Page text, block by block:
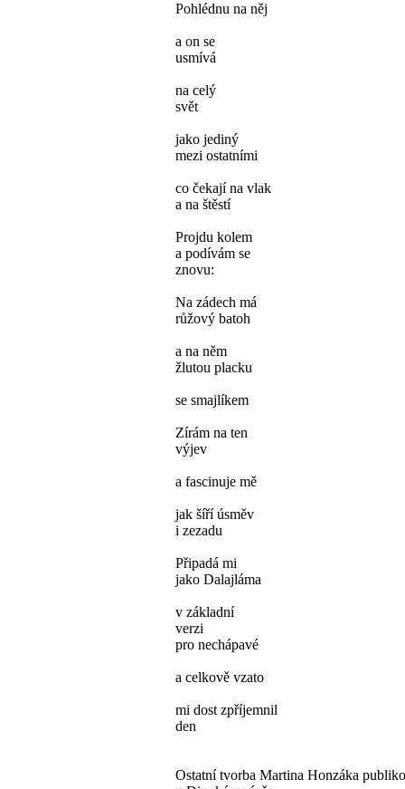
Pohlédnu na něj
a on se
usmívá
na celý
svět
jako jediný
mezi ostatními
co čekají na vlak
a na štěstí
Projdu kolem
a podívám se
znovu:
Na zádech má
růžový batoh
a na něm
žlutou placku
se smajlíkem
Zírám na ten
výjev
a fascinuje mě
jak šíří úsměv
i zezadu
Připadá mi
jako Dalajláma
v základní
verzi
pro nechápavé
a celkově vzato
mi dost zpříjemnil
den
Ostatní tvorba Martina Honzáka